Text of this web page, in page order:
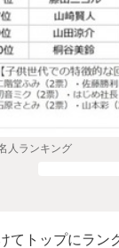
人ランキング
トップにラン